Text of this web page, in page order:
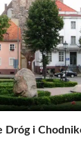
Dróg i